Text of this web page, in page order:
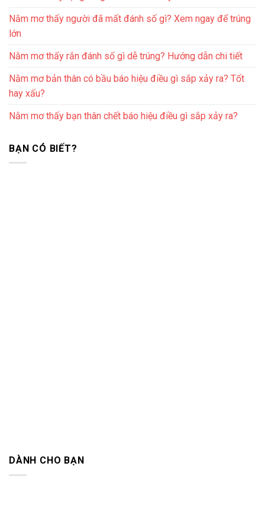
Nằm mơ thấy người đã mất đánh số gì? Xem ngay để trúng
lớn
Nằm mơ thấy rắn đánh số gì dễ trúng? Hướng dẫn chi tiết
Nằm mơ bản thân có bầu báo hiệu điều gì sắp xảy ra? Tốt
hay xấu?
Nằm mơ thấy bạn thân chết báo hiệu điều gì sắp xảy ra?
BẠN CÓ BIẾT?
DÀNH CHO BẠN